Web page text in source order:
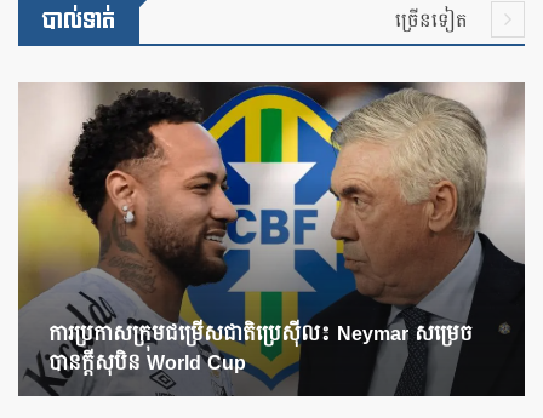
បាល់ទាត់ ច្រើនទៀត
ការប្រកាសក្រុមជម្រើសជាតិប្រេស៊ីល៖ Neymar សម្រេច
បានក្តីសុបិន World Cup